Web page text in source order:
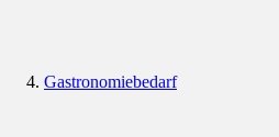
Gastronomiebedarf